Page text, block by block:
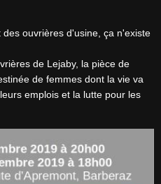
ouvrières d'usine, ça n'existe
de Lejaby, la pièce de
de femmes dont la vie va
emplois et la lutte pour les